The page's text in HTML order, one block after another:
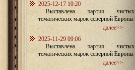
2025-12-17 10:20
Выставлена партия чистых
тематических марок северной Европы
далее>>
2025-11-29 09:06
Выставлена партия чистых
тематических марок северной Европы
далее>>